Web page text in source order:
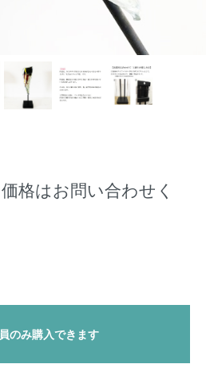
格はお問い合わせく
のみ購入できます